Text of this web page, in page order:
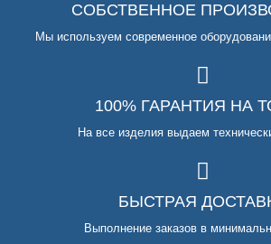
СОБСТВЕННОЕ
Мы используем современное
100% ГАРАНТИЯ НА
На все изделия выдаем
БЫСТРАЯ
Выполнение заказов в